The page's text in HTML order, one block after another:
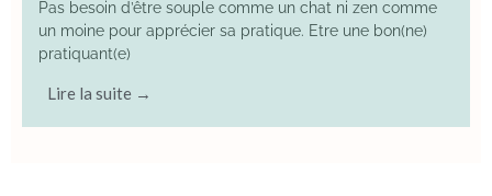
Pas besoin d’être souple comme un chat ni zen comme
un moine pour apprécier sa pratique. Etre une bon(ne)
pratiquant(e)
Lire la suite →